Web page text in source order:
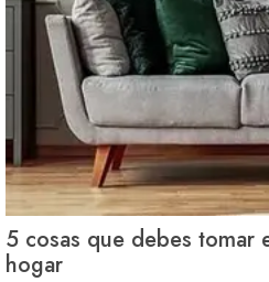
5 cosas que debes tomar
hogar